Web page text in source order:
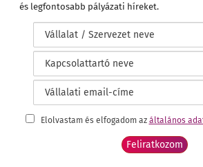
és legfontosabb pályázati híreket.
Elolvastam és elfogadom az általános